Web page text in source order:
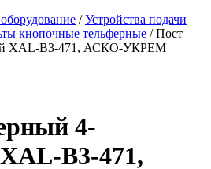
/Устройства подачи
кнопочные тельферные / Пост
XAL-B3-471, АСКО-УКРЕМ
4-
B3-471,